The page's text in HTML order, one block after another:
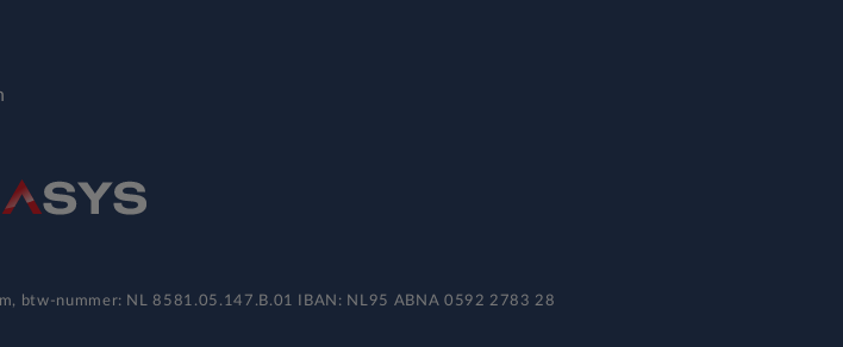
btw-nummer: NL 8581.05.147.B.01 IBAN: NL95 ABNA 0592 2783 28